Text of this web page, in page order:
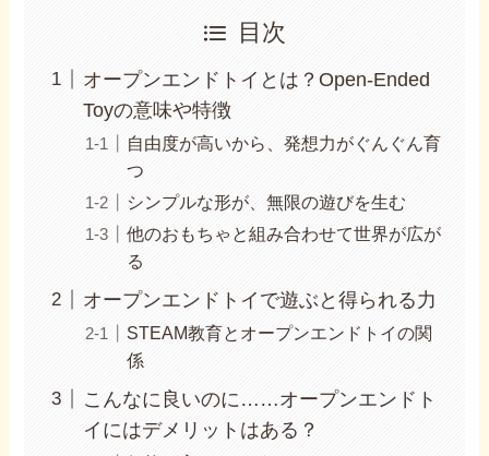
目次
オープンエンドトイとは？Open-Ended
Toyの意味や特徴
自由度が高いから、発想力がぐんぐん育
つ
シンプルな形が、無限の遊びを生む
他のおもちゃと組み合わせて世界が広が
る
オープンエンドトイで遊ぶと得られる力
STEAM教育とオープンエンドトイの関
係
こんなに良いのに……オープンエンドト
イにはデメリットはある？